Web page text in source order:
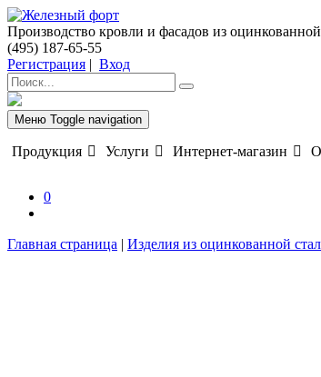
Производство кровли и фасадов из
(495) 187-65-55
Регистрация | Вход
Меню Toggle navigation
Продукция Услуги Интернет-магазин
0
Главная страница | Изделия из оцинкованной